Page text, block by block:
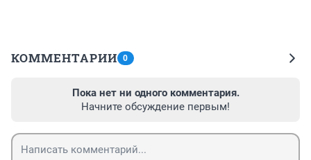
КОММЕНТАРИИ 0
Пока нет ни одного комментария.
Начните обсуждение первым!